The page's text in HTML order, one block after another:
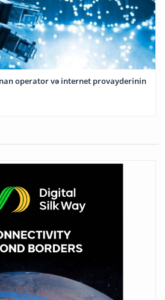
operator və internet provayderinin